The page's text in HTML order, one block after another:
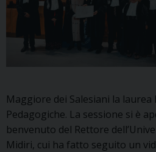
Maggiore dei Salesiani la laurea
Pedagogiche. La sessione si è
benvenuto del Rettore
Midiri, cui ha fatto seguito un